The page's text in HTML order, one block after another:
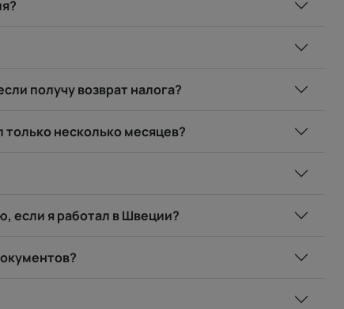
получу возврат налога?
только несколько месяцев?
если я работал в Швеции?